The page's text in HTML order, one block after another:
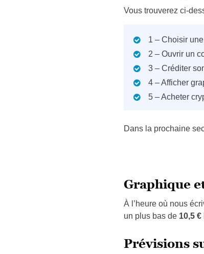
Vous trouverez ci-
1 – Choisir
2 – Ouvrir un
3 – Créditer
4 – Afficher
5 – Acheter
Dans la prochaine
Graphique
À l’heure où nous
un plus bas de 10,5 €
Prévisions